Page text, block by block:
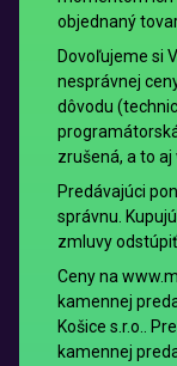
objednaný
Dovoľujeme si
nesprávnej
dôvodu
zrušená, a to aj
Predávajúci
správnu.
zmluvy odstúpiť.
Ceny na
kamennej
Košice s.r.o..
kamennej